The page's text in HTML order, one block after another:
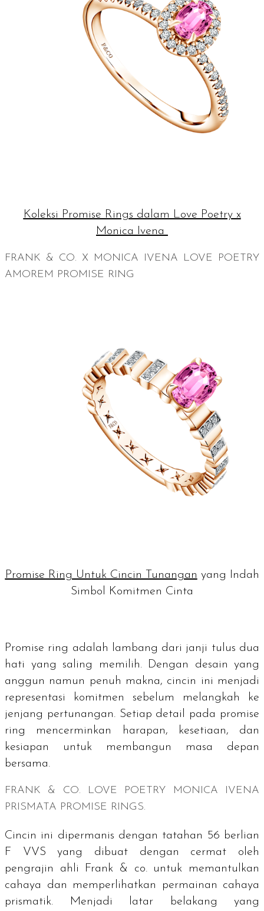
Koleksi Promise Rings dalam Love Poetry x
Monica Ivena
FRANK & CO. X MONICA IVENA LOVE POETRY
AMOREM PROMISE RING
Promise Ring Untuk Cincin Tunangan yang Indah
Simbol Komitmen Cinta
Promise ring adalah lambang dari janji tulus dua
hati yang saling memilih. Dengan desain yang
anggun namun penuh makna, cincin ini menjadi
representasi komitmen sebelum melangkah ke
jenjang pertunangan. Setiap detail pada promise
ring mencerminkan harapan, kesetiaan, dan
kesiapan untuk membangun masa depan
bersama.
FRANK & CO. LOVE POETRY MONICA IVENA
PRISMATA PROMISE RINGS.
Cincin ini dipermanis dengan tatahan 56 berlian
F VVS yang dibuat dengan cermat oleh
pengrajin ahli Frank & co. untuk memantulkan
cahaya dan memperlihatkan permainan cahaya
prismatik. Menjadi latar belakang yang